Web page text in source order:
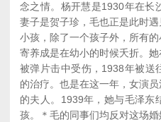
念之情。杨开慧是1930年在长
妻子是贺子珍，毛也正是此时
小孩，除了一个孩子外，所有
寄养成是在幼小的时候夭折。
被弹片击中受伤，1938年被
的治疗。也是在这一年，女演
的夫人。1939年，她与毛泽东
孩。＊毛的同事们均反对这场婚